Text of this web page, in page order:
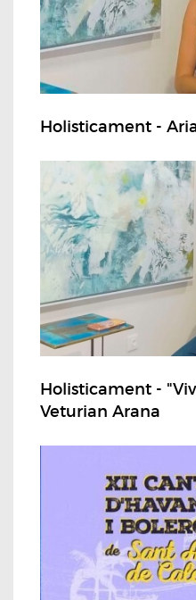
Holisticament -
Holisticament -
Veturian Arana